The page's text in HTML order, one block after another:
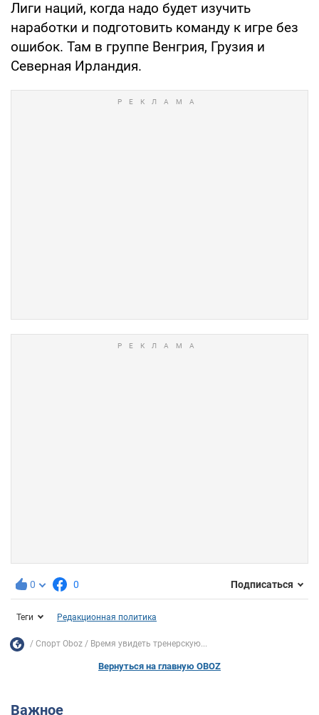
Лиги наций, когда надо будет изучить
наработки и подготовить команду к игре без
ошибок. Там в группе Венгрия, Грузия и
Северная Ирландия.
0 0 Подписаться
Теги Редакционная политика
Спорт Oboz Время увидеть тренерскую...
Вернуться на главную OBOZ
Важное